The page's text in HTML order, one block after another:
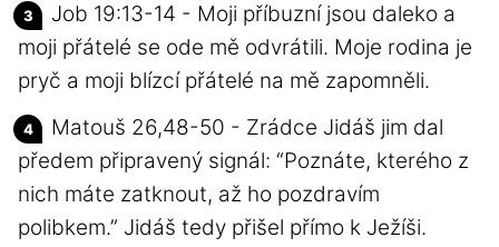
Job 19:13-14 - Moji příbuzní jsou daleko a
moji přátelé se ode mě odvrátili. Moje rodina je
pryč a moji blízcí přátelé na mě zapomněli.
Matouš 26,48-50 - Zrádce Jidáš jim dal
předem připravený signál: “Poznáte, kterého z
nich máte zatknout, až ho pozdravím
polibkem.” Jidáš tedy přišel přímo k Ježíši.